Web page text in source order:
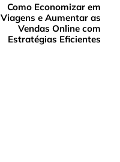
Como Economizar em
Viagens e Aumentar as
Vendas Online com
Estratégias Eficientes